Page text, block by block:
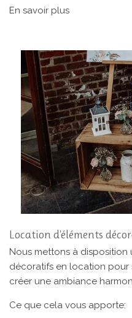
En savoir plus
Location d'éléments
Nous mettons à
décoratifs en location pour
créer une ambiance
Ce que cela vous apporte: